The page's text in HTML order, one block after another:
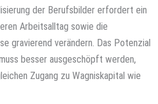
der Berufsbilder erfordert ein
Arbeitsalltag sowie die
gravierend verändern. Das Potenzial
besser ausgeschöpft werden,
Zugang zu Wagniskapital wie